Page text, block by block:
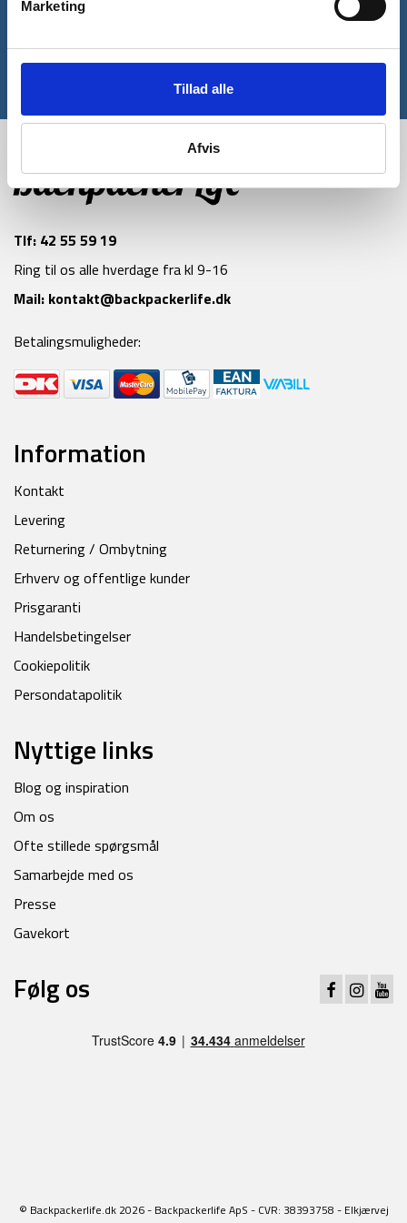
Marketing
Tillad alle
Afvis
Tilmeld
*Gælder ikke allerede nedsatte varer
Tlf: 42 55 59 19
Ring til os alle hverdage fra kl 9-16
Mail: kontakt@backpackerlife.dk
Betalingsmuligheder:
Information
Kontakt
Levering
Returnering / Ombytning
Erhverv og offentlige kunder
Prisgaranti
Handelsbetingelser
Cookiepolitik
Persondatapolitik
Nyttige links
Blog og inspiration
Om os
Ofte stillede spørgsmål
Samarbejde med os
Presse
Gavekort
Følg os
© Backpackerlife.dk 2026 - Backpackerlife ApS - CVR: 38393758 - Elkjærvej